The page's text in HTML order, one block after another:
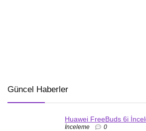
Güncel Haberler
Huawei FreeBuds 6i
İnceleme 0